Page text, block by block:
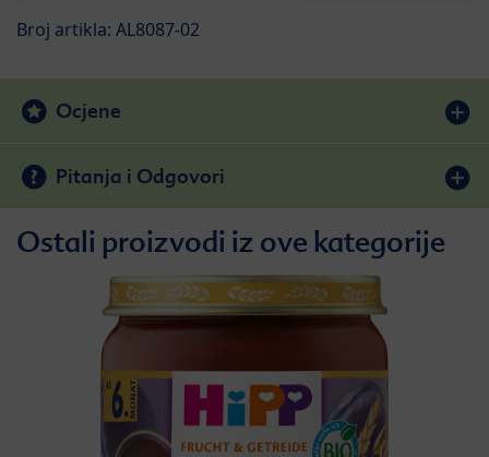
Broj artikla: AL8087-02
Ocjene
Pitanja i Odgovori
Ostali proizvodi iz ove kategorije